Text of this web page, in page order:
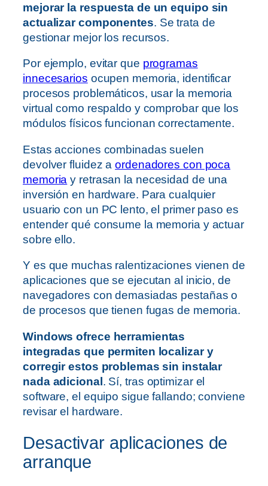
mejorar la respuesta de un equipo sin
actualizar componentes. Se trata de
gestionar mejor los recursos.
Por ejemplo, evitar que programas
innecesarios ocupen memoria, identificar
procesos problemáticos, usar la memoria
virtual como respaldo y comprobar que los
módulos físicos funcionan correctamente.
Estas acciones combinadas suelen
devolver fluidez aordenadores con poca
memoria y retrasan la necesidad de una
inversión en hardware. Para cualquier
usuario con un PC lento, el primer paso es
entender qué consume la memoria y actuar
sobre ello.
Y es que muchas ralentizaciones vienen de
aplicaciones que se ejecutan al inicio, de
navegadores con demasiadas pestañas o
de procesos que tienen fugas de memoria.
Windows ofrece herramientas
integradas que permiten localizar y
corregir estos problemas sin instalar
nada adicional . Sí, tras optimizar el
software, el equipo sigue fallando; conviene
revisar el hardware.
Desactivar aplicaciones de
arranque